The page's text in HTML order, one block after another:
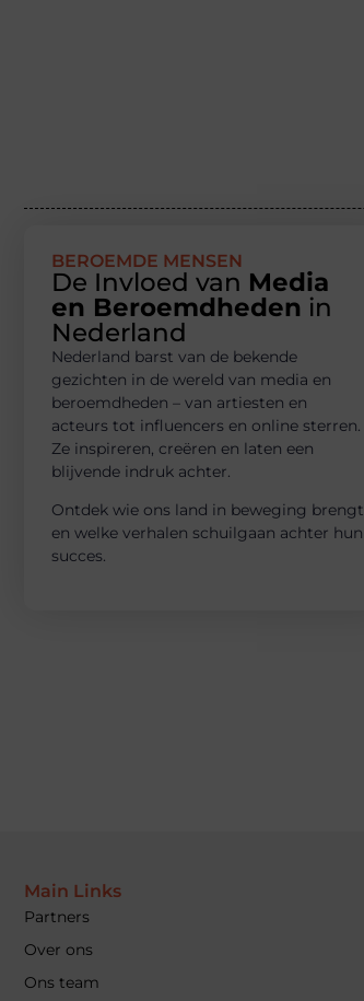
BEROEMDE MENSEN
De Invloed van Media
en Beroemdheden in
Nederland
Nederland barst van de bekende
gezichten in de wereld van media en
beroemdheden – van artiesten en
acteurs tot influencers en online sterren.
Ze inspireren, creëren en laten een
blijvende indruk achter.
Ontdek wie ons land in beweging brengt
en welke verhalen schuilgaan achter hun
succes.
Main Links
Partners
Over ons
Ons team